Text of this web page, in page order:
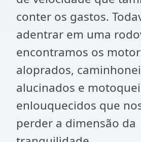
conter os gastos.
adentrar em uma
encontramos os
aloprados,
alucinados e
enlouquecidos que
perder a dimensão da